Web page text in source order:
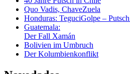
Quo Vadis, ChaveZuela
Honduras: TeguciGolpe –
Guatemala:
Der Fall Xamán
Bolivien im Umbruch
Der Kolumbienkonflikt